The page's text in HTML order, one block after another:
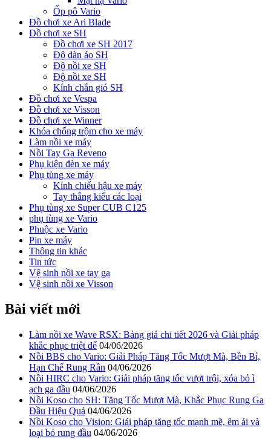
Ốp pô Vario
Đồ chơi xe Ari Blade
Đồ chơi xe SH
Đồ chơi xe SH 2017
Độ dàn áo SH
Độ nồi xe SH
Độ nồi xe SH
Kính chắn gió SH
Đồ chơi xe Vespa
Đồ chơi xe Visson
Đồ chơi xe Winner
Khóa chống trộm cho xe máy
Làm nồi xe máy
Nồi Tay Ga Reveno
Phụ kiện đèn xe máy
Phụ tùng xe máy
Kính chiếu hậu xe máy
Tay thắng kiểu các loại
Phụ tùng xe Super CUB C125
phụ tùng xe Vario
Phuộc xe Vario
Pin xe máy
Thông tin khác
Tin tức
Vệ sinh nồi xe tay ga
Vệ sinh nồi xe Visson
Bài viết mới
Làm nồi xe Wave RSX: Bảng giá chi tiết 2026 và Giải pháp
khắc phục triệt để 04/06/2026
Nồi BBS cho Vario: Giải Pháp Tăng Tốc Mượt Mà, Bền Bỉ,
Hạn Chế Rung Rần 04/06/2026
Nồi HIRC cho Vario: Giải pháp tăng tốc vượt trội, xóa bỏ ì
ạch ga đầu 04/06/2026
Nồi Koso cho SH: Tăng Tốc Mượt Mà, Khắc Phục Rung Ga
Đầu Hiệu Quả 04/06/2026
Nồi Koso cho Vision: Giải pháp tăng tốc mạnh mẽ, êm ái và
loại bỏ rung đầu 04/06/2026